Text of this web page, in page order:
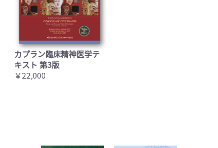
カプラン臨床精神医学テ
キスト 第3版
￥22,000